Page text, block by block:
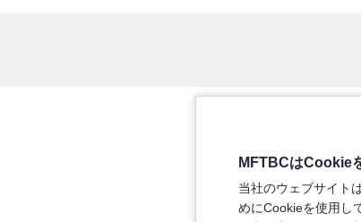
MFTBCはCookie
当社のウェブサイト
めにCookieを使用し